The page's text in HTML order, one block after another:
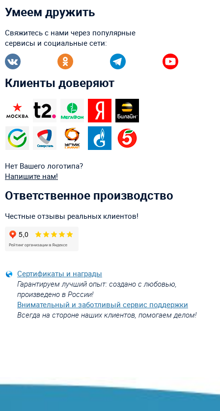
Умеем дружить
Свяжитесь с нами через популярные
сервисы и социальные сети:
Клиенты доверяют
Нет Вашего логотипа?
Напишите нам!
Ответственное производство
Честные отзывы реальных клиентов!
Сертификаты и награды
Гарантируем лучший опыт: создано с любовью,
произведено в России!
Внимательный и заботливый сервис поддержки
Всегда на стороне наших клиентов, помогаем делом!